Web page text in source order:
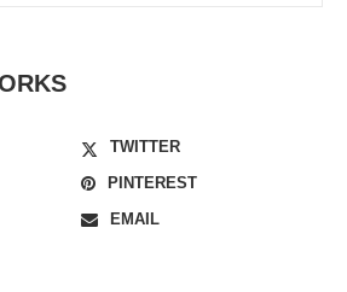
TWITTER
PINTEREST
EMAIL